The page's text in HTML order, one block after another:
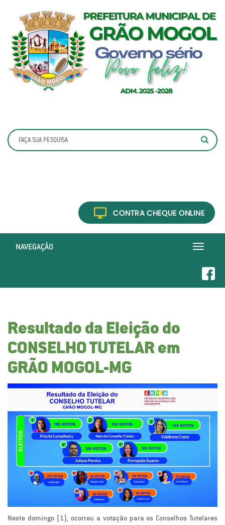
Toggle
NAVEGAÇÃO
Resultado da Eleição do
CONSELHO TUTELAR em
GRÃO MOGOL-MG
Neste domingo (1), ocorreu a votação para os Conselhos Tutelares